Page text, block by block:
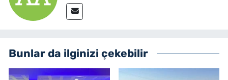
Bunlar da ilginizi çekebilir